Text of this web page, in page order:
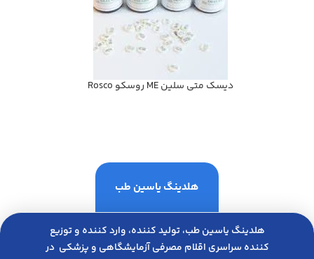
ديسك متي سلين ME روسكو Rosco
هلدینگ یاسین طب
هلدینگ یاسین طب، تولید کننده، وارد کننده و توزیع
کننده سراسری اقلام مصرفی آزمایشگاهی و پزشکی در